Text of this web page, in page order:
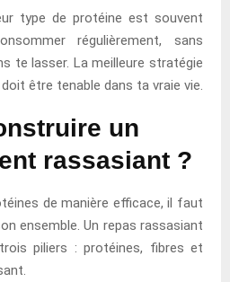
type de protéine est souvent
régulièrement, sans
te lasser. La meilleure stratégie
être tenable dans ta vraie vie.
un
rassasiant ?
de manière efficace, il faut
ensemble. Un repas rassasiant
piliers : protéines, fibres et